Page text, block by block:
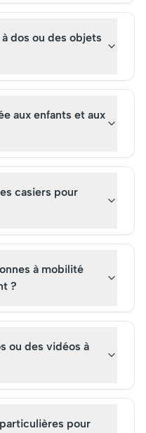
dos ou des objets
aux enfants et aux
casiers pour
à mobilité
?
ou des vidéos à
pour